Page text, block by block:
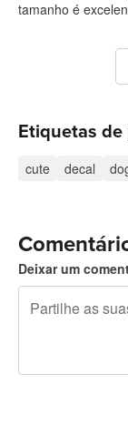
tamanho é
Etiquetas
cute decal
Deixar um